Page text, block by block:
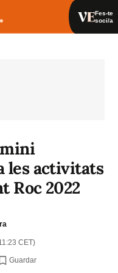
Fes-te
soci/a
les activitats
Roc 2022
CET)
Guardar